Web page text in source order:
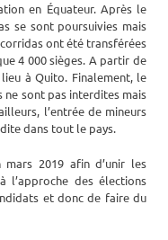
en Équateur. Après le
se sont poursuivies mais
ont été transférées
4 000 sièges. A partir de
à Quito. Finalement, le
ne sont pas interdites mais
l’entrée de mineurs
dans tout le pays.
mars 2019 afin d’unir les
l’approche des élections
et donc de faire du